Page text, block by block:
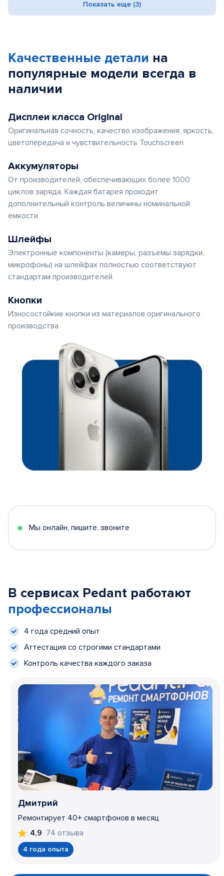
Показать еще (3)
Качественные детали на
популярные модели всегда в
наличии
Дисплеи класса Original
Оригинальная сочность, качество изображения, яркость,
цветопередача и чувствительность Touchscreen
Аккумуляторы
От производителей, обеспечивающих более 1000
циклов заряда. Каждая батарея проходит
дополнительный контроль величины номинальной
емкости
Шлейфы
Электронные компоненты (камеры, разъемы зарядки,
микрофоны) на шлейфах полностью соответствуют
стандартам производителей
Кнопки
Износостойкие кнопки из материалов оригинального
производства
Мы онлайн, пишите, звоните
В сервисах Pedant работают
профессионалы
4 года средний опыт
Аттестация со строгими стандартами
Контроль качества каждого заказа
Дмитрий
Ремонтирует 40+ смартфонов в месяц
4,9 74 отзыва
4 года опыта